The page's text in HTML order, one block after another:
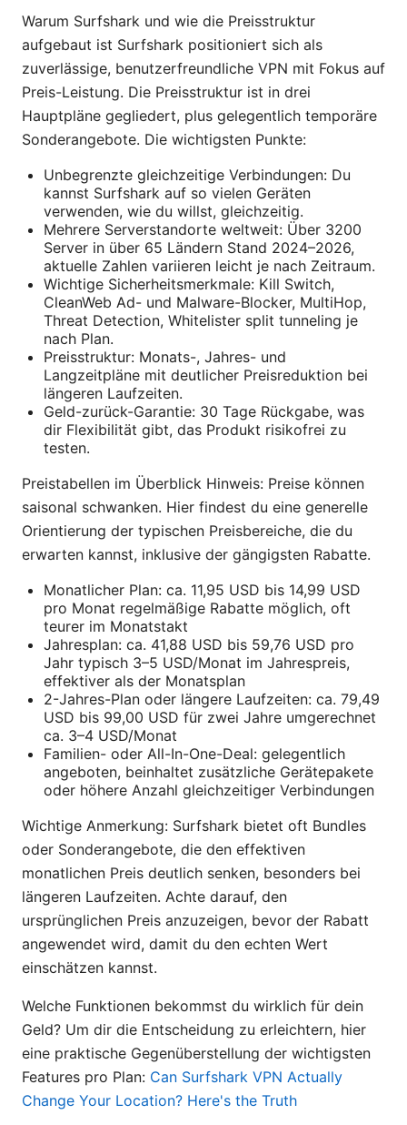
Warum Surfshark und wie die Preisstruktur
aufgebaut ist Surfshark positioniert sich als
zuverlässige, benutzerfreundliche VPN mit Fokus auf
Preis-Leistung. Die Preisstruktur ist in drei
Hauptpläne gegliedert, plus gelegentlich temporäre
Sonderangebote. Die wichtigsten Punkte:
Unbegrenzte gleichzeitige Verbindungen: Du
kannst Surfshark auf so vielen Geräten
verwenden, wie du willst, gleichzeitig.
Mehrere Serverstandorte weltweit: Über 3200
Server in über 65 Ländern Stand 2024–2026,
aktuelle Zahlen variieren leicht je nach Zeitraum.
Wichtige Sicherheitsmerkmale: Kill Switch,
CleanWeb Ad- und Malware-Blocker, MultiHop,
Threat Detection, Whitelister split tunneling je
nach Plan.
Preisstruktur: Monats-, Jahres- und
Langzeitpläne mit deutlicher Preisreduktion bei
längeren Laufzeiten.
Geld-zurück-Garantie: 30 Tage Rückgabe, was
dir Flexibilität gibt, das Produkt risikofrei zu
testen.
Preistabellen im Überblick Hinweis: Preise können
saisonal schwanken. Hier findest du eine generelle
Orientierung der typischen Preisbereiche, die du
erwarten kannst, inklusive der gängigsten Rabatte.
Monatlicher Plan: ca. 11,95 USD bis 14,99 USD
pro Monat regelmäßige Rabatte möglich, oft
teurer im Monatstakt
Jahresplan: ca. 41,88 USD bis 59,76 USD pro
Jahr typisch 3–5 USD/Monat im Jahrespreis,
effektiver als der Monatsplan
2-Jahres-Plan oder längere Laufzeiten: ca. 79,49
USD bis 99,00 USD für zwei Jahre umgerechnet
ca. 3–4 USD/Monat
Familien- oder All-In-One-Deal: gelegentlich
angeboten, beinhaltet zusätzliche Gerätepakete
oder höhere Anzahl gleichzeitiger Verbindungen
Wichtige Anmerkung: Surfshark bietet oft Bundles
oder Sonderangebote, die den effektiven
monatlichen Preis deutlich senken, besonders bei
längeren Laufzeiten. Achte darauf, den
ursprünglichen Preis anzuzeigen, bevor der Rabatt
angewendet wird, damit du den echten Wert
einschätzen kannst.
Welche Funktionen bekommst du wirklich für dein
Geld? Um dir die Entscheidung zu erleichtern, hier
eine praktische Gegenüberstellung der wichtigsten
Features pro Plan: Can Surfshark VPN Actually
Change Your Location? Here's the Truth